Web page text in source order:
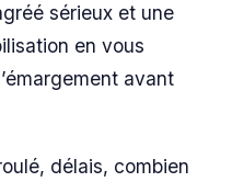
sérieux et une
en vous
avant
délais, combien